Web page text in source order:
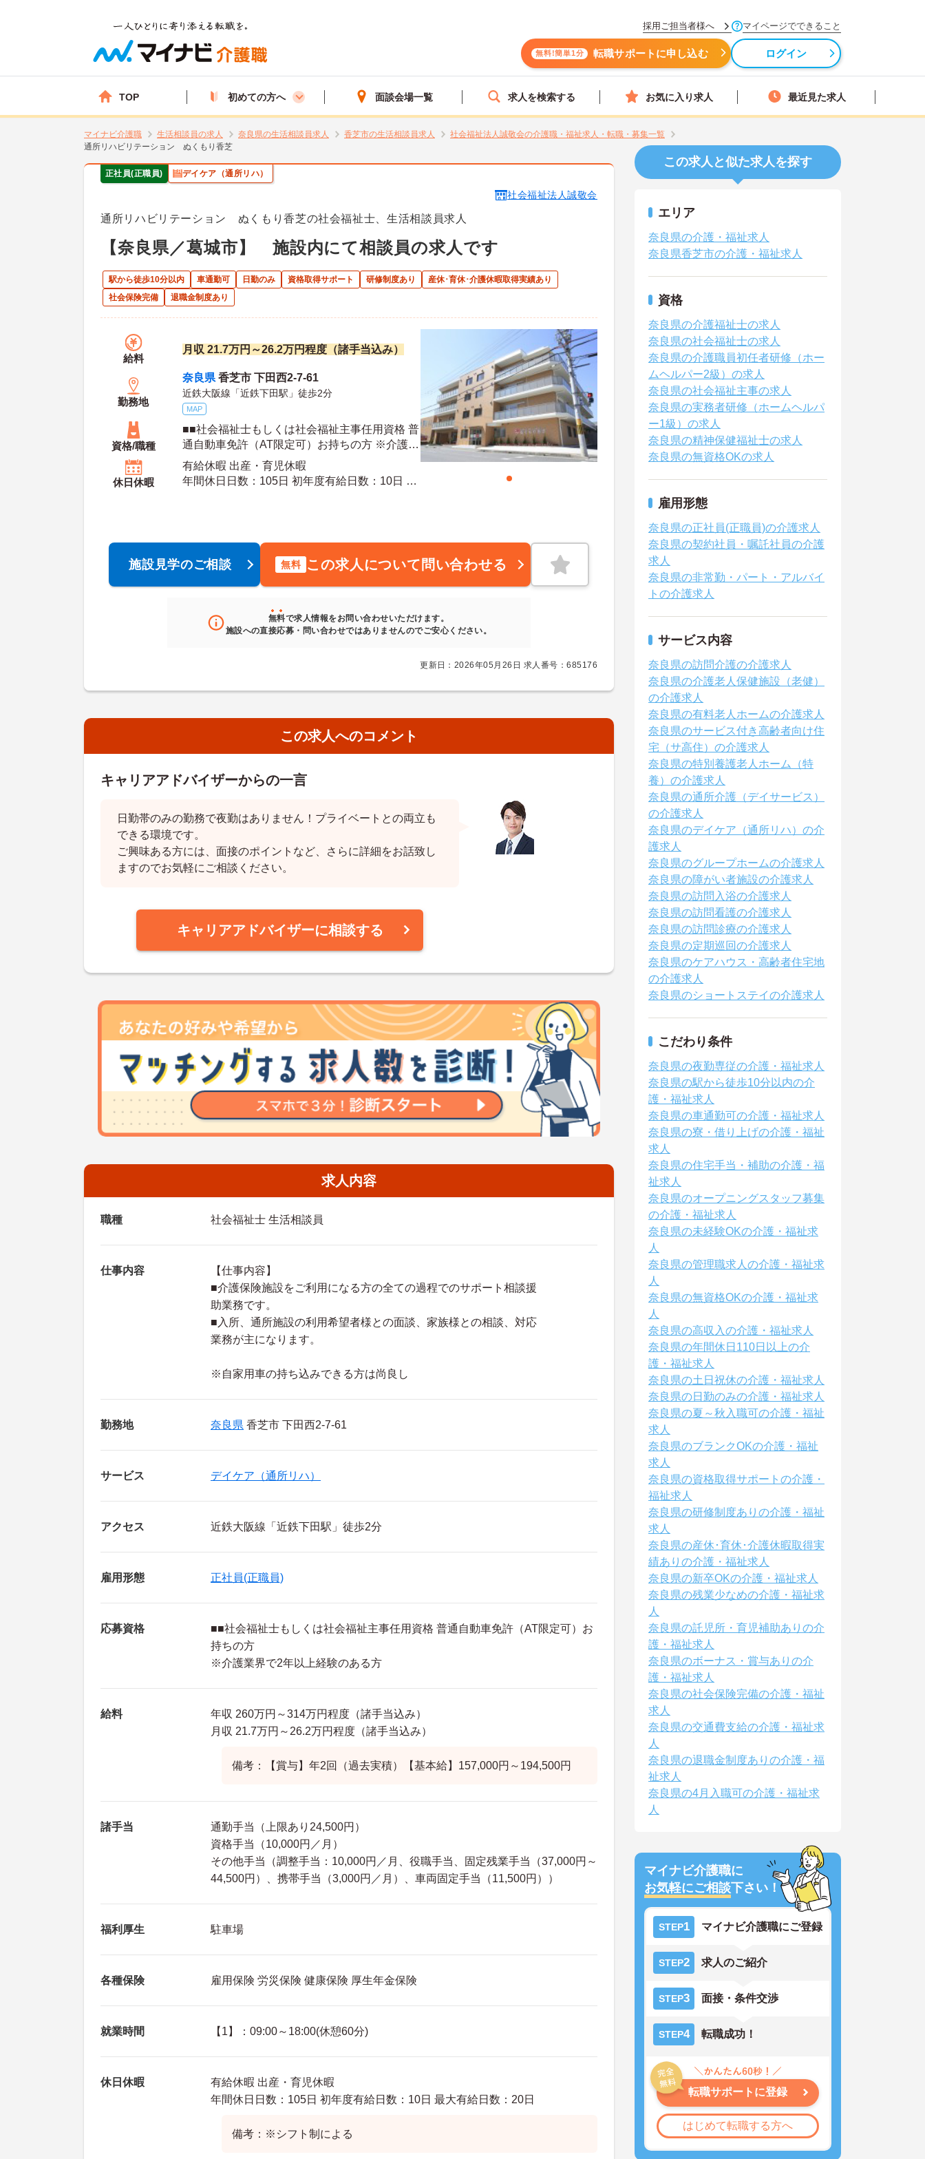
採用ご担当者様へ マイページでできること
無料!簡単1分 転職サポートに申し込む ログイン
TOP 初めての方へ 面談会場一覧 求人を検索する お気に入り求人 最近見た求人
マイナビ介護職 生活相談員の求人 奈良県の生活相談員求人 香芝市の生活相談員求人
社会福祉法人誠敬会の介護職・福祉求人・転職・募集一覧
通所リハビリテーション ぬくもり香芝
正社員(正職員) デイケア（通所リハ）
社会福祉法人誠敬会
通所リハビリテーション ぬくもり香芝の社会福祉士、生活相談員求人
【奈良県／葛城市】 施設内にて相談員の求人です
駅から徒歩10分以内 車通勤可 日勤のみ 資格取得サポート 研修制度あり
産休･育休･介護休暇取得実績あり
社会保険完備
退職金制度あり
給料
月収 21.7万円～26.2万円程度（諸手当込み）
勤務地
奈良県 香芝市 下田西2-7-61
近鉄大阪線「近鉄下田駅」徒歩2分
MAP
資格/職種
■■社会福祉士もしくは社会福祉主事任用資格 普
通自動車免許（AT限定可）お持ちの方 ※介護業
界で2年以上経験のある方
休日休暇
有給休暇 出産・育児休暇
年間休日日数：105日 初年度有給日数：10日 最
施設見学のご相談 無料 この求人について問い合わせる
無料で求人情報をお問い合わせいただけます。
施設への直接応募・問い合わせではありませんのでご安心ください。
更新日：2026年05月26日 求人番号：685176
この求人へのコメント
キャリアアドバイザーからの一言
日勤帯のみの勤務で夜勤はありません！プライベートとの両立も
できる環境です。
ご興味ある方には、面接のポイントなど、さらに詳細をお話致し
ますのでお気軽にご相談ください。
キャリアアドバイザーに相談する
求人内容
職種 社会福祉士 生活相談員
仕事内容
【仕事内容】
■介護保険施設をご利用になる方の全ての過程でのサポート相談援
助業務です。
■入所、通所施設の利用希望者様との面談、家族様との相談、対応
業務が主になります。
※自家用車の持ち込みできる方は尚良し
勤務地 奈良県 香芝市 下田西2-7-61
サービス デイケア（通所リハ）
アクセス 近鉄大阪線「近鉄下田駅」徒歩2分
雇用形態 正社員(正職員)
応募資格
■■社会福祉士もしくは社会福祉主事任用資格 普通自動車免許（AT限定可）お
持ちの方
※介護業界で2年以上経験のある方
給料
年収 260万円～314万円程度（諸手当込み）
月収 21.7万円～26.2万円程度（諸手当込み）
備考：【賞与】年2回（過去実積）【基本給】157,000円～194,500円
諸手当
通勤手当（上限あり24,500円）
資格手当（10,000円／月）
その他手当（調整手当：10,000円／月、役職手当、固定残業手当（37,000円～
44,500円）、携帯手当（3,000円／月）、車両固定手当（11,500円））
福利厚生 駐車場
各種保険 雇用保険 労災保険 健康保険 厚生年金保険
就業時間 【1】：09:00～18:00(休憩60分)
休日休暇
有給休暇 出産・育児休暇
年間休日日数：105日 初年度有給日数：10日 最大有給日数：20日
備考：※シフト制による
この求人と似た求人を探す
エリア
奈良県の介護・福祉求人
奈良県香芝市の介護・福祉求人
資格
奈良県の介護福祉士の求人
奈良県の社会福祉士の求人
奈良県の介護職員初任者研修（ホー
ムヘルパー2級）の求人
奈良県の社会福祉主事の求人
奈良県の実務者研修（ホームヘルパ
ー1級）の求人
奈良県の精神保健福祉士の求人
奈良県の無資格OKの求人
雇用形態
奈良県の正社員(正職員)の介護求人
奈良県の契約社員・嘱託社員の介護
求人
奈良県の非常勤・パート・アルバイ
トの介護求人
サービス内容
奈良県の訪問介護の介護求人
奈良県の介護老人保健施設（老健）
の介護求人
奈良県の有料老人ホームの介護求人
奈良県のサービス付き高齢者向け住
宅（サ高住）の介護求人
奈良県の特別養護老人ホーム（特
養）の介護求人
奈良県の通所介護（デイサービス）
の介護求人
奈良県のデイケア（通所リハ）の介
護求人
奈良県のグループホームの介護求人
奈良県の障がい者施設の介護求人
奈良県の訪問入浴の介護求人
奈良県の訪問看護の介護求人
奈良県の訪問診療の介護求人
奈良県の定期巡回の介護求人
奈良県のケアハウス・高齢者住宅地
の介護求人
奈良県のショートステイの介護求人
こだわり条件
奈良県の夜勤専従の介護・福祉求人
奈良県の駅から徒歩10分以内の介
護・福祉求人
奈良県の車通勤可の介護・福祉求人
奈良県の寮・借り上げの介護・福祉
求人
奈良県の住宅手当・補助の介護・福
祉求人
奈良県のオープニングスタッフ募集
の介護・福祉求人
奈良県の未経験OKの介護・福祉求
人
奈良県の管理職求人の介護・福祉求
人
奈良県の無資格OKの介護・福祉求
人
奈良県の高収入の介護・福祉求人
奈良県の年間休日110日以上の介
護・福祉求人
奈良県の土日祝休の介護・福祉求人
奈良県の日勤のみの介護・福祉求人
奈良県の夏～秋入職可の介護・福祉
求人
奈良県のブランクOKの介護・福祉
求人
奈良県の資格取得サポートの介護・
福祉求人
奈良県の研修制度ありの介護・福祉
求人
奈良県の産休･育休･介護休暇取得実
績ありの介護・福祉求人
奈良県の新卒OKの介護・福祉求人
奈良県の残業少なめの介護・福祉求
人
奈良県の託児所・育児補助ありの介
護・福祉求人
奈良県のボーナス・賞与ありの介
護・福祉求人
奈良県の社会保険完備の介護・福祉
求人
奈良県の交通費支給の介護・福祉求
人
奈良県の退職金制度ありの介護・福
祉求人
奈良県の4月入職可の介護・福祉求
人
マイナビ介護職に
お気軽にご相談下さい！
STEP1 マイナビ介護職にご登録
STEP2 求人のご紹介
STEP3 面接・条件交渉
STEP4 転職成功！
転職サポートに登録
はじめて転職する方へ